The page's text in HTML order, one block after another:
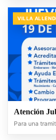
VILLA
Atención
Para una